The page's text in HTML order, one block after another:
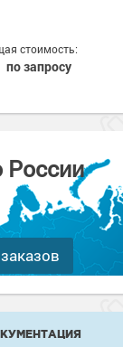
стоимость:
по запросу
России